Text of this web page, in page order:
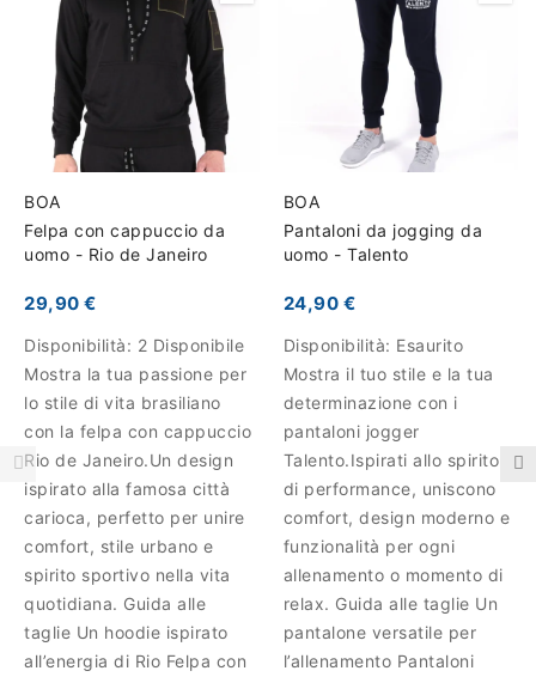
BOA
Felpa con cappuccio da
uomo - Rio de Janeiro
29,90 €
Disponibilità: 2 Disponibile
Mostra la tua passione per
lo stile di vita brasiliano
con la felpa con cappuccio
Rio de Janeiro.Un design
ispirato alla famosa città
carioca, perfetto per unire
comfort, stile urbano e
spirito sportivo nella vita
quotidiana. Guida alle
taglie Un hoodie ispirato
all’energia di Rio Felpa con
BOA
Pantaloni da jogging da
uomo - Talento
24,90 €
Disponibilità: Esaurito
Mostra il tuo stile e la tua
determinazione con i
pantaloni jogger
Talento.Ispirati allo spirito
di performance, uniscono
comfort, design moderno e
funzionalità per ogni
allenamento o momento di
relax. Guida alle taglie Un
pantalone versatile per
l’allenamento Pantaloni